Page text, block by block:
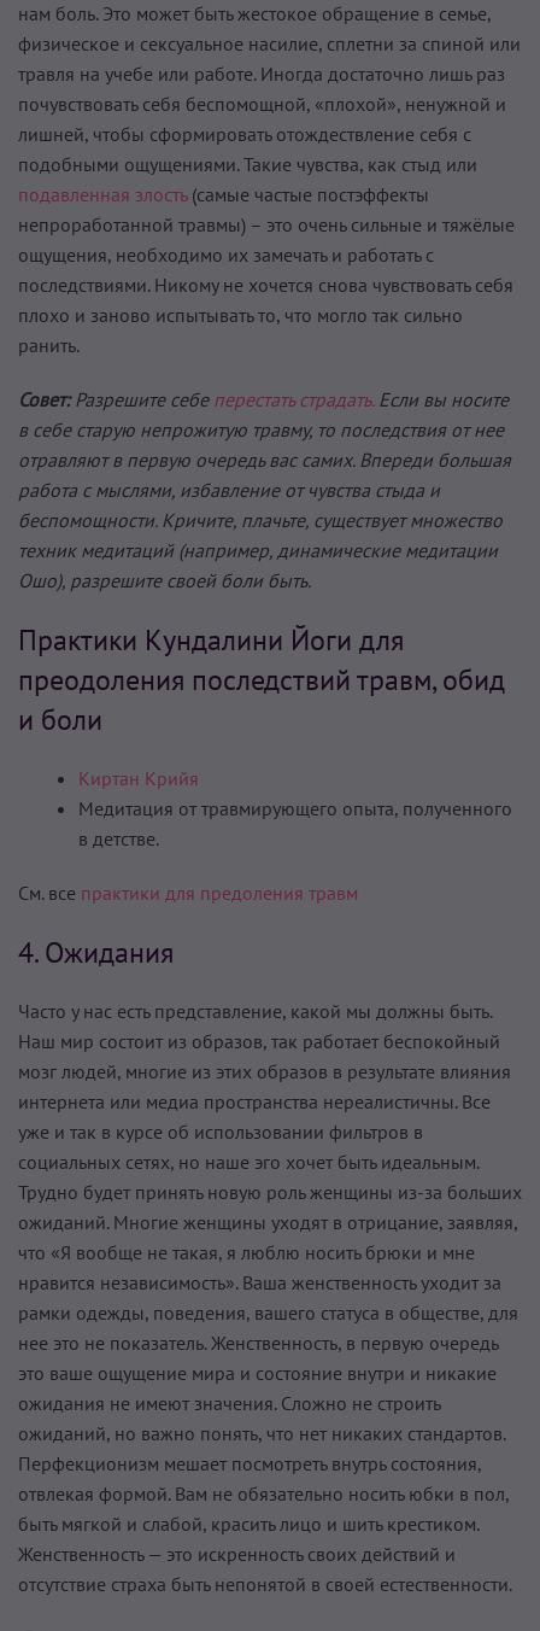
нам боль. Это может быть жестокое обращение в семье,
физическое и сексуальное насилие, сплетни за спиной или
травля на учебе или работе. Иногда достаточно лишь раз
почувствовать себя беспомощной, «плохой», ненужной и
лишней, чтобы сформировать отождествление себя с
подобными ощущениями. Такие чувства, как стыд или
подавленная злость(самые частые постэффекты
непроработанной травмы) – это очень сильные и тяжёлые
ощущения, необходимо их замечать и работать с
последствиями. Никому не хочется снова чувствовать себя
плохо и заново испытывать то, что могло так сильно
ранить.
Совет:Разрешите себе перестать страдать.Если вы носите
в себе старую непрожитую травму, то последствия от нее
отравляют в первую очередь вас самих. Впереди большая
работа с мыслями, избавление от чувства стыда и
беспомощности. Кричите, плачьте, существует множество
техник медитаций (например, динамические медитации
Ошо), разрешите своей боли быть.
Практики Кундалини Йоги для
преодоления последствий травм, обид
и боли
Киртан Крийя
Медитация от травмирующего опыта, полученного
в детстве.
См. все практики для предоления травм
4. Ожидания
Часто у нас есть представление, какой мы должны быть.
Наш мир состоит из образов, так работает беспокойный
мозг людей, многие из этих образов в результате влияния
интернета или медиа пространства нереалистичны. Все
уже и так в курсе об использовании фильтров в
социальных сетях, но наше эго хочет быть идеальным.
Трудно будет принять новую роль женщины из-за больших
ожиданий. Многие женщины уходят в отрицание, заявляя,
что «Я вообще не такая, я люблю носить брюки и мне
нравится независимость». Ваша женственность уходит за
рамки одежды, поведения, вашего статуса в обществе, для
нее это не показатель. Женственность, в первую очередь
это ваше ощущение мира и состояние внутри и никакие
ожидания не имеют значения. Сложно не строить
ожиданий, но важно понять, что нет никаких стандартов.
Перфекционизм мешает посмотреть внутрь состояния,
отвлекая формой. Вам не обязательно носить юбки в пол,
быть мягкой и слабой, красить лицо и шить крестиком.
Женственность — это искренность своих действий и
отсутствие страха быть непонятой в своей естественности.